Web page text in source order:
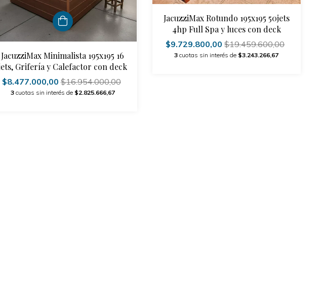
JacuzziMax Minimalista 195x195 16
Grifería y Calefactor con deck
$8.477.000,00$16.954.000,00
3 cuotas sin interés de $2.825.666,67
JacuzziMax Rotundo 195x195 50jets
4hp Full Spa y luces con deck
$9.729.800,00$19.459.600,00
3 cuotas sin interés de $3.243.266,67